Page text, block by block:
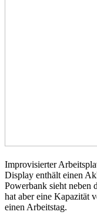
Improvisierter
Display enthält einen
Powerbank sieht neben
hat aber eine Kapazität
einen Arbeitstag.